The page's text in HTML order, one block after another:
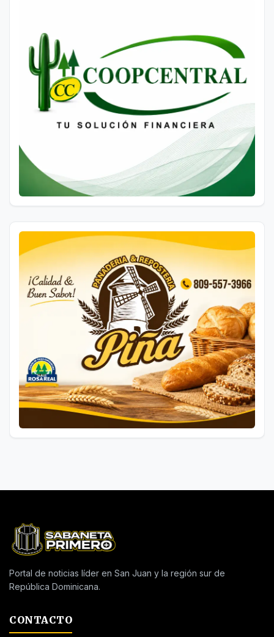
Portal de noticias líder en San Juan y la región sur de
República Dominicana.
CONTACTO